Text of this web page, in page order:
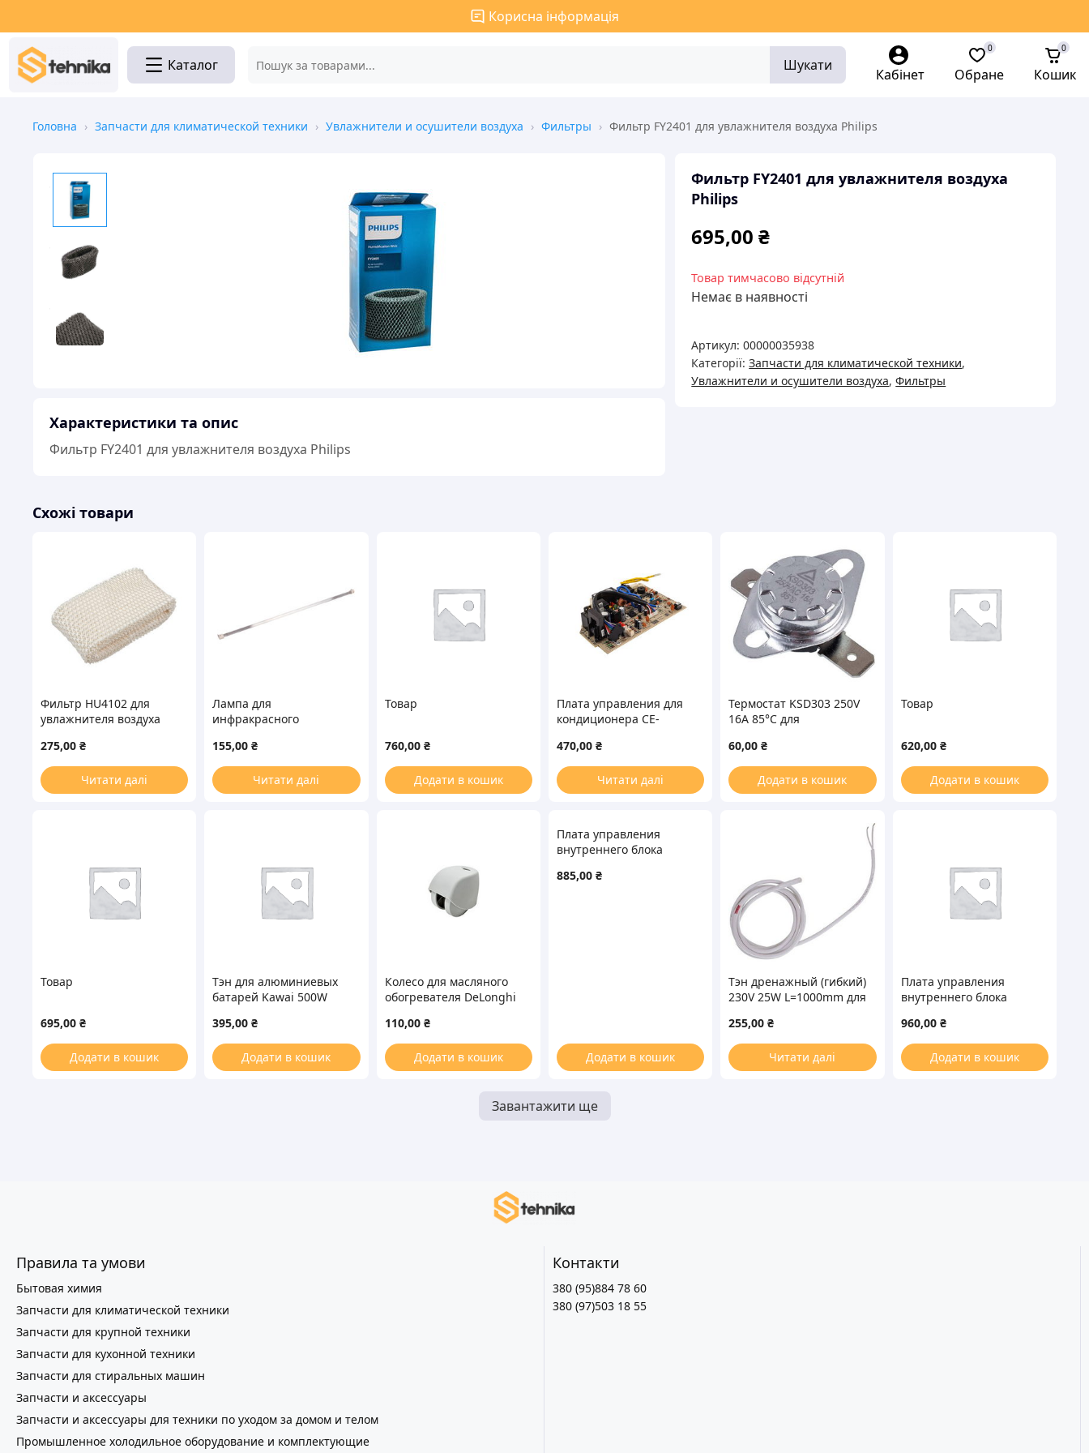
Корисна інформація
Каталог Шукати
Кабінет Обране
0
Кошик
0
Головна › Запчасти для климатической техники › Увлажнители и осушители воздуха › Фильтры › Фильтр FY2401 для увлажнителя воздуха Philips
Характеристики та опис
Фильтр FY2401 для увлажнителя воздуха Philips
Фильтр FY2401 для увлажнителя воздуха
Philips
695,00₴
Товар тимчасово відсутній
Немає в наявності
Артикул:00000035938
Категорії:Запчасти для климатической техники,
Увлажнители и осушители воздуха,Фильтры
Схожі товари
Фильтр HU4102 для
увлажнителя воздуха
275,00 ₴
Читати далі
Лампа для
инфракрасного
L=500mm
155,00₴
Читати далі
Товар
760,00 ₴
Додати в кошик
Плата управления для
кондиционера CE-
памяти)
470,00 ₴
Читати далі
Термостат KSD303 250V
16A 85°C для
обогревателя
60,00₴
Додати в кошик
Товар
620,00 ₴
Додати в кошик
Товар
695,00 ₴
Додати в кошик
Тэн для алюминиевых
батарей Kawai 500W
1&apos&apos (резьба
правая)
395,00₴
Додати в кошик
Колесо для масляного
обогревателя DeLonghi
110,00 ₴
Додати в кошик
Плата управления
внутреннего блока
Cooper&Hunter (C&H)
885,00 ₴
Додати в кошик
Тэн дренажный (гибкий)
230V 25W L=1000mm для
255,00₴
Читати далі
Плата управления
внутреннего блока
Cooper&Hunter (C&H)
30145096
960,00 ₴
Додати в кошик
Завантажити ще
Правила та умови
Бытовая химия
Запчасти для климатической техники
Запчасти для крупной техники
Запчасти для кухонной техники
Запчасти для стиральных машин
Запчасти и аксессуары
Запчасти и аксессуары для техники по уходом за домом и телом
Промышленное холодильное оборудование и комплектующие
Контакти
380 (95)884 78 60
380 (97)503 18 55